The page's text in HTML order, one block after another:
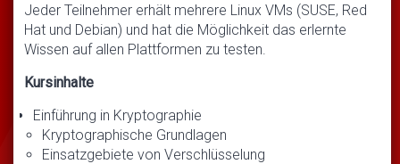
Jeder Teilnehmer erhält mehrere Linux VMs (SUSE, Red
Hat und Debian) und hat die Möglichkeit das erlernte
Wissen auf allen Plattformen zu testen.
Kursinhalte
Einführung in Kryptographie
Kryptographische Grundlagen
Einsatzgebiete von Verschlüsselung